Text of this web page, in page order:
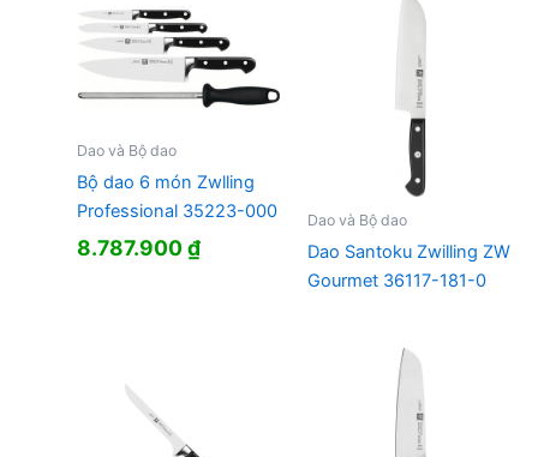
Dao và Bộ dao
Bộ dao 6 món Zwlling
Professional 35223-000
8.787.900₫
Dao và Bộ dao
Dao Santoku Zwilling ZW
Gourmet 36117-181-0